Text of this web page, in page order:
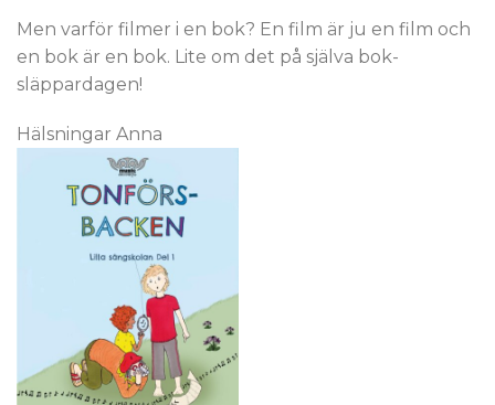
Men varför filmer i en bok? En film är ju en film och
en bok är en bok. Lite om det på själva bok-
släppardagen!
Hälsningar Anna